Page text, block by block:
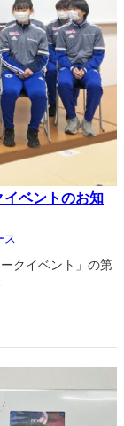
ベントのお知
ス
クイベント」の第